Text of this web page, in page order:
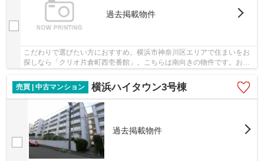
過去掲載物件
こだわりで選びたい方におすすめ。横浜市神奈川区エリアで住まいをお
探しなら「クリオ片倉町西壱番館」。こちらは南向きの物件です。お花
売買 | 中古マンション
横浜ハイタウン3号棟
過去掲載物件